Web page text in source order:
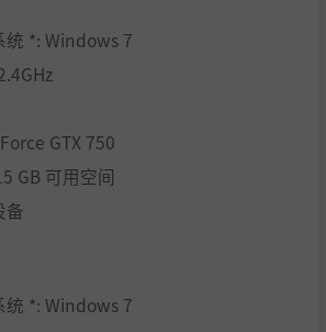
界
，对数百个定居点和数百万子民行使统
，管理资源，并在地图上亲自监督模拟
策划劫掠或充实国库。目睹城市逐渐繁
统 *: Windows 7
GTX 750
GB 可用空间
备
统 *: Windows 7